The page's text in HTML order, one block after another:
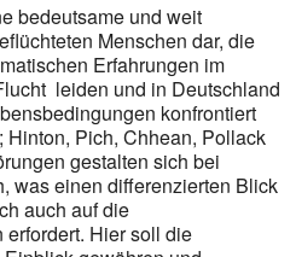
bedeutsame und weit
Menschen dar, die
Erfahrungen im
leiden und in Deutschland
konfrontiert
Pich, Chhean, Pollack
gestalten sich bei
was einen differenzierten Blick
auch auf die
Hier soll die